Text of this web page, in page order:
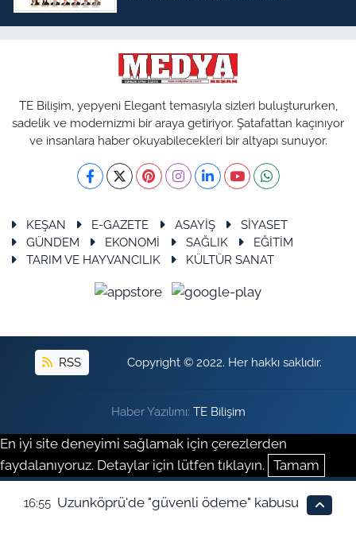
TE Bilişim, yepyeni Elegant temasıyla sizleri buluştururken,
sadelik ve modernizmi bir araya getiriyor. Şatafattan kaçınıyor
ve insanlara haber okuyabilecekleri bir altyapı sunuyor.
KEŞAN E-GAZETE ASAYİŞ
SİYASET
GÜNDEM
EKONOMİ SAĞLIK
EĞİTİM
TARIM VE HAYVANCILIK
KÜLTÜR SANAT
RSS Copyright © 2022. Her hakkı saklıdır.
Haber Yazılımı: TE Bilişim
En iyi site deneyimi sağlamak için çerezlerden
faydalanıyoruz. Detaylar için lütfen tıklayın. Tamam
16:55 Uzunköprü'de "güvenli ödeme" kabusu